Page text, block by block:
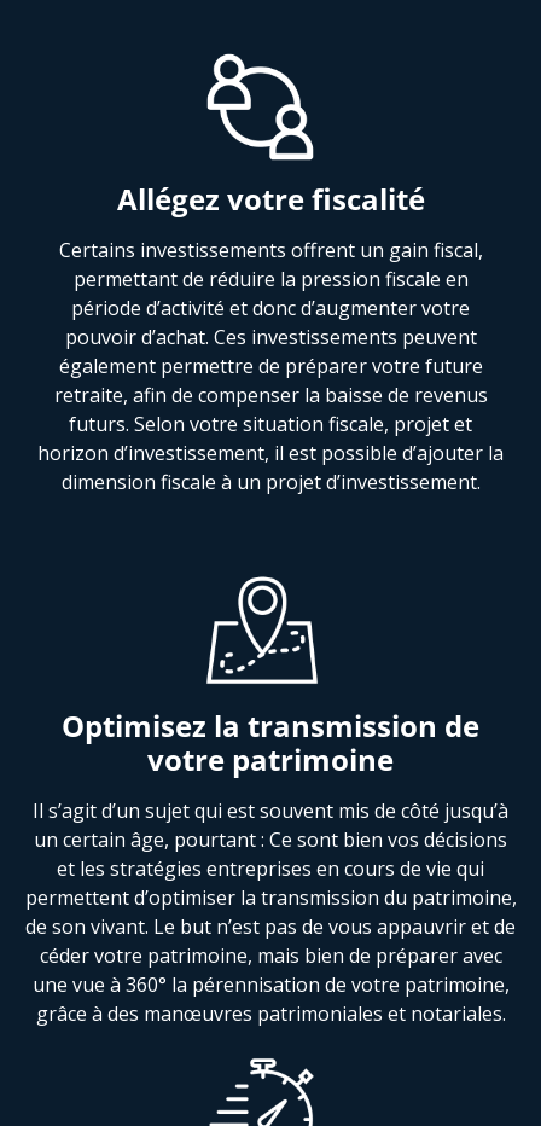
Allégez votre fiscalité
Certains investissements offrent un gain fiscal,
permettant de réduire la pression fiscale en
période d’activité et donc d’augmenter votre
pouvoir d’achat. Ces investissements peuvent
également permettre de préparer votre future
retraite, afin de compenser la baisse de revenus
futurs. Selon votre situation fiscale, projet et
horizon d’investissement, il est possible d’ajouter la
dimension fiscale à un projet d’investissement.
Optimisez la transmission de
votre patrimoine
Il s’agit d’un sujet qui est souvent mis de côté jusqu’à
un certain âge, pourtant : Ce sont bien vos décisions
et les stratégies entreprises en cours de vie qui
permettent d’optimiser la transmission du patrimoine,
de son vivant. Le but n’est pas de vous appauvrir et de
céder votre patrimoine, mais bien de préparer avec
une vue à 360° la pérennisation de votre patrimoine,
grâce à des manœuvres patrimoniales et notariales.